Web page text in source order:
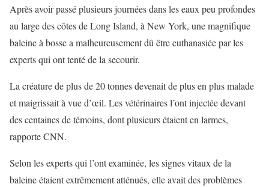
Après avoir passé plusieurs journées dans les eaux peu profondes
au large des côtes de Long Island, à New York, une magnifique
baleine à bosse a malheureusement dû être euthanasiée par les
experts qui ont tenté de la secourir.
La créature de plus de 20 tonnes devenait de plus en plus malade
et maigrissait à vue d’œil. Les vétérinaires l’ont injectée devant
des centaines de témoins, dont plusieurs étaient en larmes,
rapporte CNN.
Selon les experts qui l’ont examinée, les signes vitaux de la
baleine étaient extrêmement atténués, elle avait des problèmes